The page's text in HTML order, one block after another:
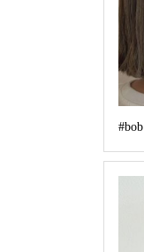
#bob